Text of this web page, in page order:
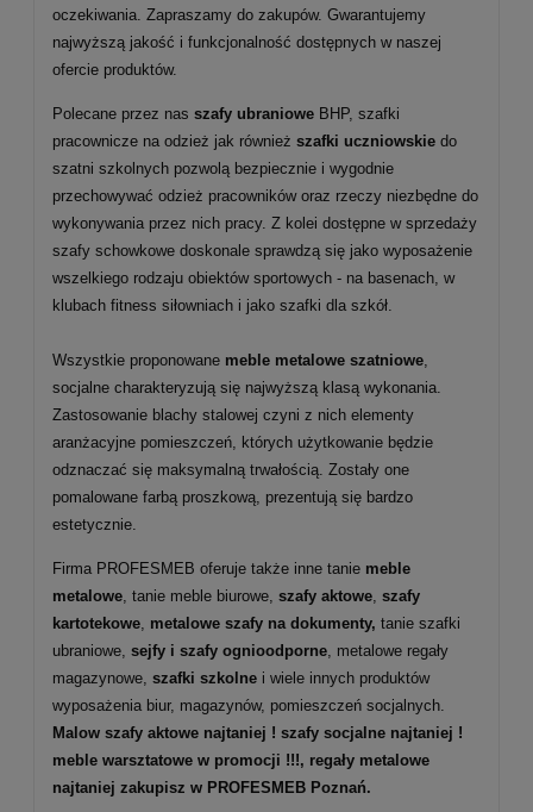
oczekiwania. Zapraszamy do zakupów. Gwarantujemy
najwyższą jakość i funkcjonalność dostępnych w naszej
ofercie produktów.
Polecane przez nas szafy ubraniowe BHP, szafki
pracownicze na odzież jak również szafki uczniowskie do
szatni szkolnych pozwolą bezpiecznie i wygodnie
przechowywać odzież pracowników oraz rzeczy niezbędne do
wykonywania przez nich pracy. Z kolei dostępne w sprzedaży
szafy schowkowe doskonale sprawdzą się jako wyposażenie
wszelkiego rodzaju obiektów sportowych - na basenach, w
klubach fitness siłowniach i jako szafki dla szkół.
Wszystkie proponowane meble metalowe szatniowe
socjalne charakteryzują się najwyższą klasą wykonania.
Zastosowanie blachy stalowej czyni z nich elementy
aranżacyjne pomieszczeń, których użytkowanie będzie
odznaczać się maksymalną trwałością. Zostały one
pomalowane farbą proszkową, prezentują się bardzo
estetycznie.
Firma PROFESMEB oferuje także inne tanie meble
metalowe , tanie meble biurowe, szafy aktowe szafy
kartotekowe metalowe szafy na dokumenty, tanie szafki
ubraniowe, sejfy i szafy ognioodporne , metalowe regały
magazynowe, szafki szkolne i wiele innych produktów
wyposażenia biur, magazynów, pomieszczeń socjalnych.
Malow szafy aktowe najtaniej ! szafy socjalne najtaniej !
meble warsztatowe w promocji !!!, regały metalowe
najtaniej zakupisz w PROFESMEB Poznań.